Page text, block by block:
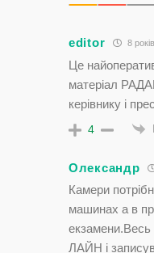
editor 8
Це
матеріал
керівнику і
4
Олександр
Камери
машинах а в
ЛАЙН і